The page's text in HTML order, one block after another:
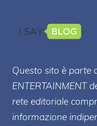
Questo sito è parte
ENTERTAINMENT
rete editoriale
informazione